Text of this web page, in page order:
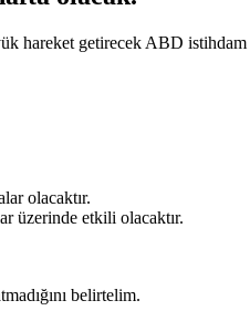
hareket getirecek ABD
olacaktır.
üzerinde etkili olacaktır.
belirtelim.